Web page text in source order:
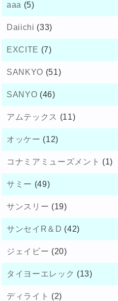
aaa (5)
Daiichi (33)
EXCITE (7)
SANKYO (51)
SANYO (46)
アムテックス (11)
オッケー (12)
コナミアミューズメント (1)
サミー (49)
サンスリー (19)
サンセイR＆D (42)
ジェイビー (20)
タイヨーエレック (13)
ディライト (2)